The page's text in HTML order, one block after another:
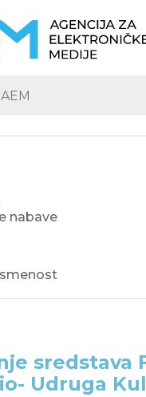
nabave
sredstava
Udruga